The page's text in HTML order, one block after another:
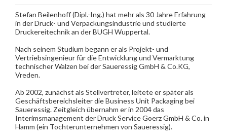
Stefan Beilenhoff (Dipl.-Ing.) hat mehr als 30 Jahre Erfahrung
in der Druck- und Verpackungsindustrie und studierte
Druckereitechnik an der BUGH Wuppertal.
Nach seinem Studium begann er als Projekt- und
Vertriebsingenieur für die Entwicklung und Vermarktung
technischer Walzen bei der Saueressig GmbH & Co.KG,
Vreden.
Ab 2002, zunächst als Stellvertreter, leitete er später als
Geschäftsbereichsleiter die Business Unit Packaging bei
Saueressig. Zeitgleich übernahm er in 2004 das
Interimsmanagement der Druck Service Goerz GmbH & Co. in
Hamm (ein Tochterunternehmen von Saueressig).